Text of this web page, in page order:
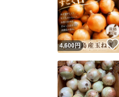
4,600円